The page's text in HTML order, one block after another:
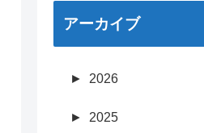
アーカイブ
► 2026
► 2025